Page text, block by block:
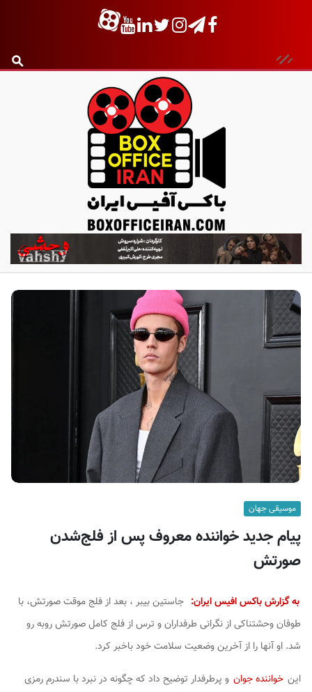
ب
ا
ک
س
موسیقی جهان
پیام جدید خواننده معروف پس از فلج‌شدن
صورتش
به گزارش باکس افیس ایران: جاستین بیبر ، بعد از فلج موقت صورتش، با
طوفان وحشتناکی از نگرانی طرفداران و ترس از فلج کامل صورتش روبه رو
شد. او آنها را از آخرین وضعیت سلامت خود باخبر کرد.
این خواننده جوان و پرطرفدار توضیح داد که چگونه در نبرد با سندرم رمزی